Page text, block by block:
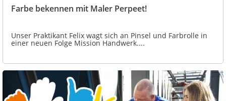
Farbe bekennen mit Maler Perpeet!
Unser Praktikant Felix wagt sich an Pinsel und Farbrolle in
einer neuen Folge Mission Handwerk....